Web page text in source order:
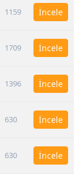
1159 İncele
1709 İncele
1396 İncele
630 İncele
630 İncele